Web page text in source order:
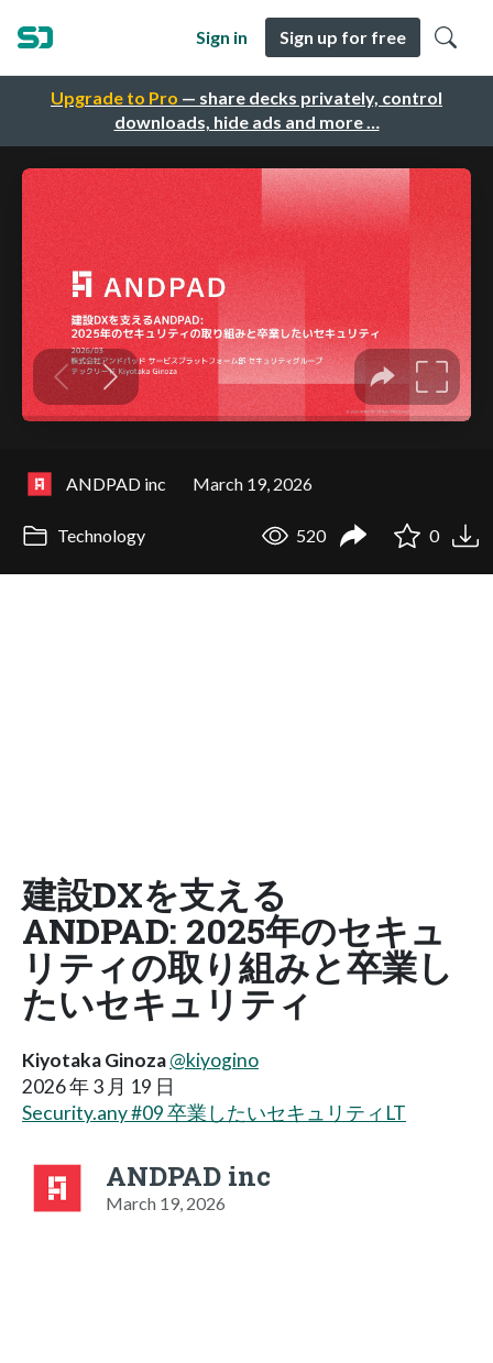
Upgrade to Pro — share decks privately, control
downloads, hide ads and more …
Sign in Sign up for free
ANDPAD inc March 19, 2026
Technology 520 0
建設DXを支える
ANDPAD: 2025年のセキュ
リティの取り組みと卒業し
たいセキュリティ
Kiyotaka Ginoza@kiyogino
2026 年 3 月 19 日
Security.any #09 卒業したいセキュリティLT
ANDPAD inc
March 19, 2026